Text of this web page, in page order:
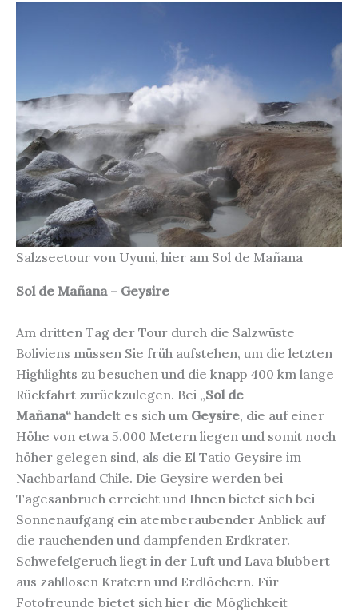
Salzseetour von Uyuni, hier am Sol de Mañana
Sol de Mañana – Geysire
Am dritten Tag der Tour durch die Salzwüste
Boliviens müssen Sie früh aufstehen, um die letzten
Highlights zu besuchen und die knapp 400 km lange
Rückfahrt zurückzulegen. Bei „Sol de
Mañana“ handelt es sich um Geysire, die auf einer
Höhe von etwa 5.000 Metern liegen und somit noch
höher gelegen sind, als die El Tatio Geysire im
Nachbarland Chile. Die Geysire werden bei
Tagesanbruch erreicht und Ihnen bietet sich bei
Sonnenaufgang ein atemberaubender Anblick auf
die rauchenden und dampfenden Erdkrater.
Schwefelgeruch liegt in der Luft und Lava blubbert
aus zahllosen Kratern und Erdlöchern. Für
Fotofreunde bietet sich hier die Möglichkeit